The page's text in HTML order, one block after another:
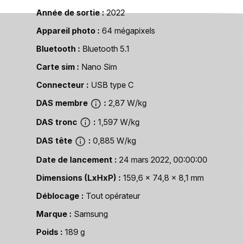
Année de sortie
2022
Appareil photo
64 mégapixels
Bluetooth
Bluetooth 5.1
Carte sim
Nano Sim
Connecteur
USB type C
DAS membre
2,87 W/kg
DAS tronc
1,597 W/kg
DAS tête
0,885 W/kg
Date de lancement
24 mars 2022, 00:00:00
Dimensions (LxHxP)
159,6 x 74,8 x 8,1 mm
Déblocage
Tout opérateur
Marque
Samsung
Poids
189 g